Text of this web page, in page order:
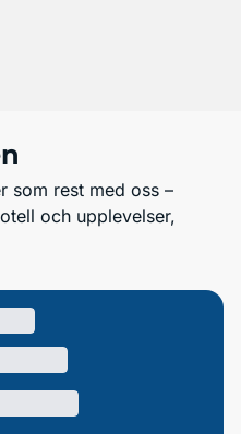
som rest med oss –
och upplevelser,